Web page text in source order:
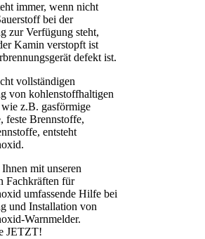
immer, wenn nicht
bei der
zur Verfügung steht,
Kamin verstopft ist
defekt ist.
vollständigen
von kohlenstoffhaltigen
z.B. gasförmige
feste Brennstoffe,
entsteht
mit unseren
Fachkräften für
umfassende Hilfe bei
und Installation von
Warnmelder.
JETZT!